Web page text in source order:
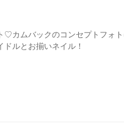
♡カムバックのコンセプトフォ
ルとお揃いネイル！